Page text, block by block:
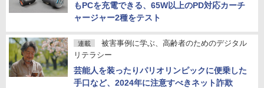
もPCを充電できる、65W以上のPD対応カーチ
ャージャー2種をテスト
連載
被害事例に学ぶ、高齢者のためのデジタル
リテラシー
芸能人を装ったりパリオリンピックに便乗した
手口など、2024年に注意すべきネット詐欺